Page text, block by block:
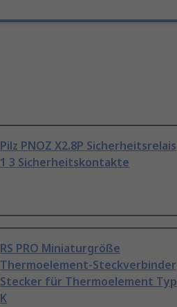
Pilz PNOZ X2.8P Sicherheitsrelais
1 3 Sicherheitskontakte
RS PRO Miniaturgröße
Thermoelement-Steckverbinder
Stecker für Thermoelement Typ
K